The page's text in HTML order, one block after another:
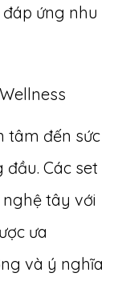
ứng nhu
tâm đến sức
đầu. Các set
tây với
ưa
và ý nghĩa